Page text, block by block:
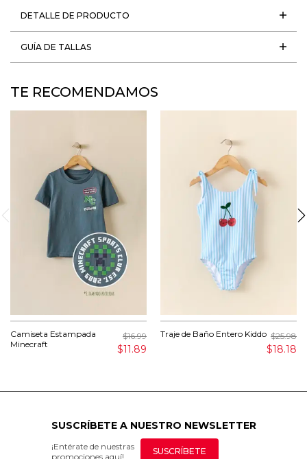
DETALLE DE PRODUCTO
GUÍA DE TALLAS
TE RECOMENDAMOS
Camiseta Estampada
Minecraft
$16.99
$11.89
Traje de Baño Entero Kiddo $25.98
$18.18
SUSCRÍBETE A NUESTRO NEWSLETTER
¡Entérate de nuestras
promociones aquí!
SUSCRÍBETE